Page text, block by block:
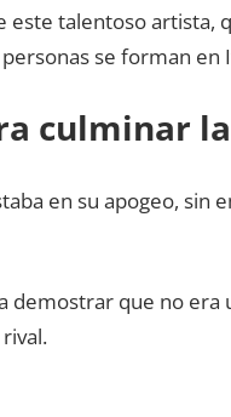
este talentoso artista,
se forman
culminar
en su apogeo, sin
demostrar que no era